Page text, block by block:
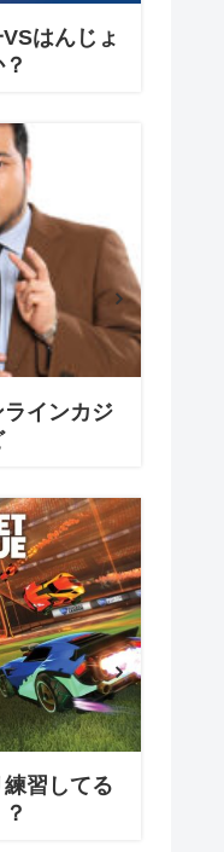
はんじょ
インカジ
習してる